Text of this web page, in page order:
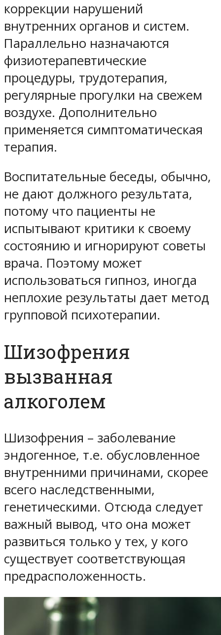
коррекции нарушений
внутренних органов и систем.
Параллельно назначаются
физиотерапевтические
процедуры, трудотерапия,
регулярные прогулки на свежем
воздухе. Дополнительно
применяется симптоматическая
терапия.
Воспитательные беседы, обычно,
не дают должного результата,
потому что пациенты не
испытывают критики к своему
состоянию и игнорируют советы
врача. Поэтому может
использоваться гипноз, иногда
неплохие результаты дает метод
групповой психотерапии.
Шизофрения
вызванная
алкоголем
Шизофрения – заболевание
эндогенное, т.е. обусловленное
внутренними причинами, скорее
всего наследственными,
генетическими. Отсюда следует
важный вывод, что она может
развиться только у тех, у кого
существует соответствующая
предрасположенность.